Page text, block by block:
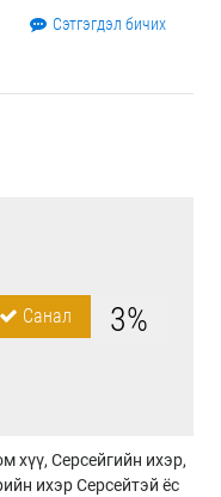
Сэтгэгдэл бичих
Санал 3%
хүү, Серсейгийн ихэр,
ихэр Серсейтэй ёс